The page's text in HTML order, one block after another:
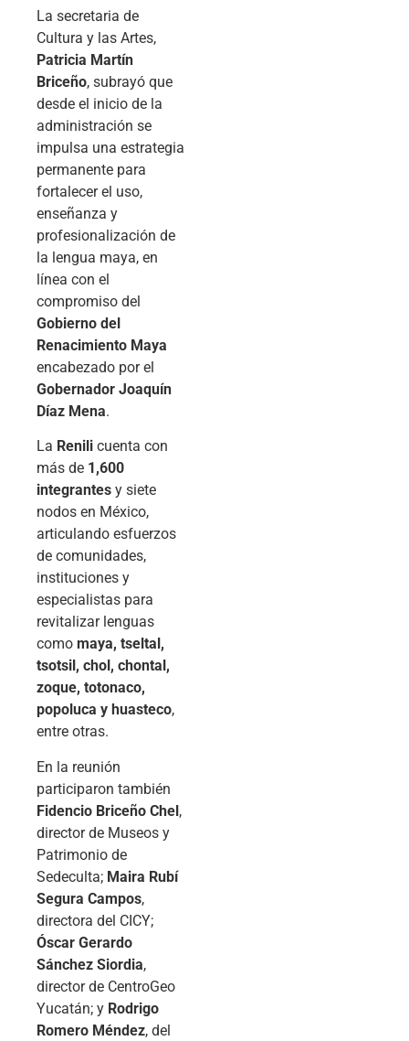
La secretaria de
Cultura y las Artes,
Patricia Martín
Briceño, subrayó que
desde el inicio de la
administración se
impulsa una estrategia
permanente para
fortalecer el uso,
enseñanza y
profesionalización de
la lengua maya, en
línea con el
compromiso del
Gobierno del
Renacimiento Maya
encabezado por el
Gobernador Joaquín
Díaz Mena.
La Renili cuenta con
más de 1,600
integrantes y siete
nodos en México,
articulando esfuerzos
de comunidades,
instituciones y
especialistas para
revitalizar lenguas
como maya, tseltal,
tsotsil, chol, chontal,
zoque, totonaco,
popoluca y huasteco,
entre otras.
En la reunión
participaron también
Fidencio Briceño Chel,
director de Museos y
Patrimonio de
Sedeculta; Maira Rubí
Segura Campos,
directora del CICY;
Óscar Gerardo
Sánchez Siordia,
director de CentroGeo
Yucatán; y Rodrigo
Romero Méndez, del